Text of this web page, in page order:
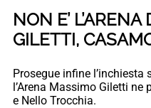
NON E’
GILETTI,
Prosegue infine l’inchiesta
l’Arena Massimo Giletti ne
e Nello Trocchia.